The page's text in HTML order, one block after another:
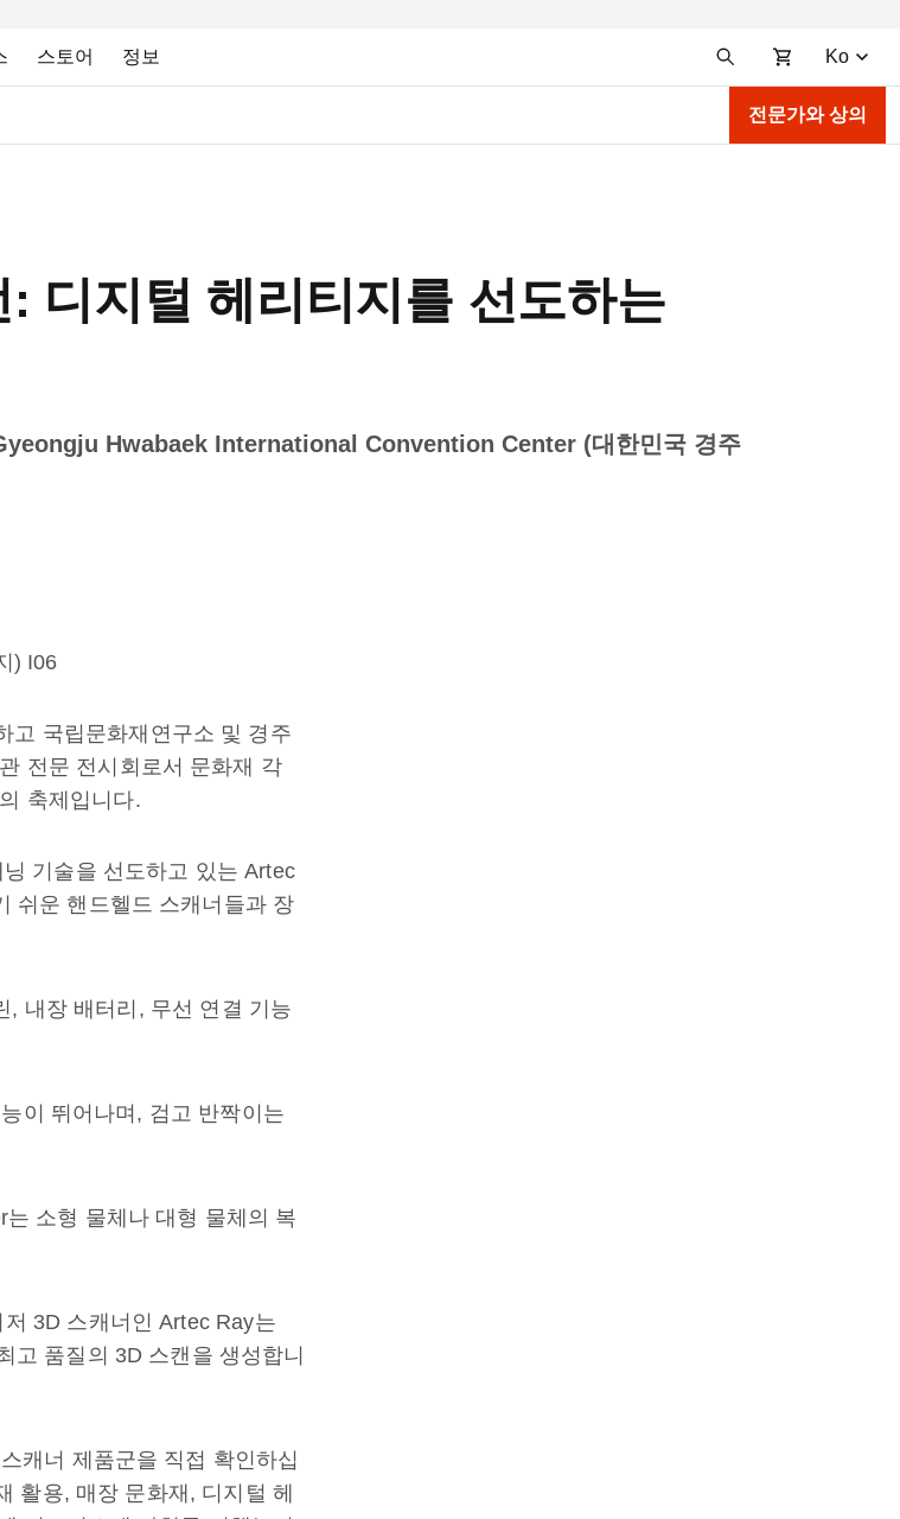
스토어 정보 Ko
전문가와 상의
디지털 헤리티지를 선도하는
Hwabaek International Convention Center (대한민국 경주
) I06
고 국립문화재연구소 및 경주
전문 전시회로서 문화재 각
축제입니다.
기술을 선도하고 있는 Artec
쉬운 핸드헬드 스캐너들과 장
, 내장 배터리, 무선 연결 기능
이 뛰어나며, 검고 반짝이는
소형 물체나 대형 물체의 복
3D 스캐너인 Artec Ray는
고 품질의 3D 스캔을 생성합니
캐너 제품군을 직접 확인하십
활용, 매장 문화재, 디지털 헤